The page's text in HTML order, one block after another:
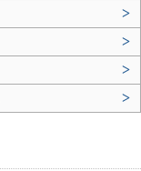
>
>
>
>